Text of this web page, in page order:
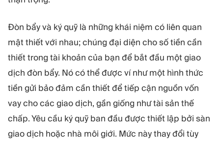
Đòn bẩy và ký quỹ là những khái niệm có liên quan
mật thiết với nhau; chúng đại diện cho số tiền cần
thiết trong tài khoản của bạn để bắt đầu một giao
dịch đòn bẩy. Nó có thể được ví như một hình thức
tiền gửi bảo đảm cần thiết để tiếp cận nguồn vốn
vay cho các giao dịch, gần giống như tài sản thế
chấp. Yêu cầu ký quỹ ban đầu được thiết lập bởi sàn
giao dịch hoặc nhà môi giới. Mức này thay đổi tùy